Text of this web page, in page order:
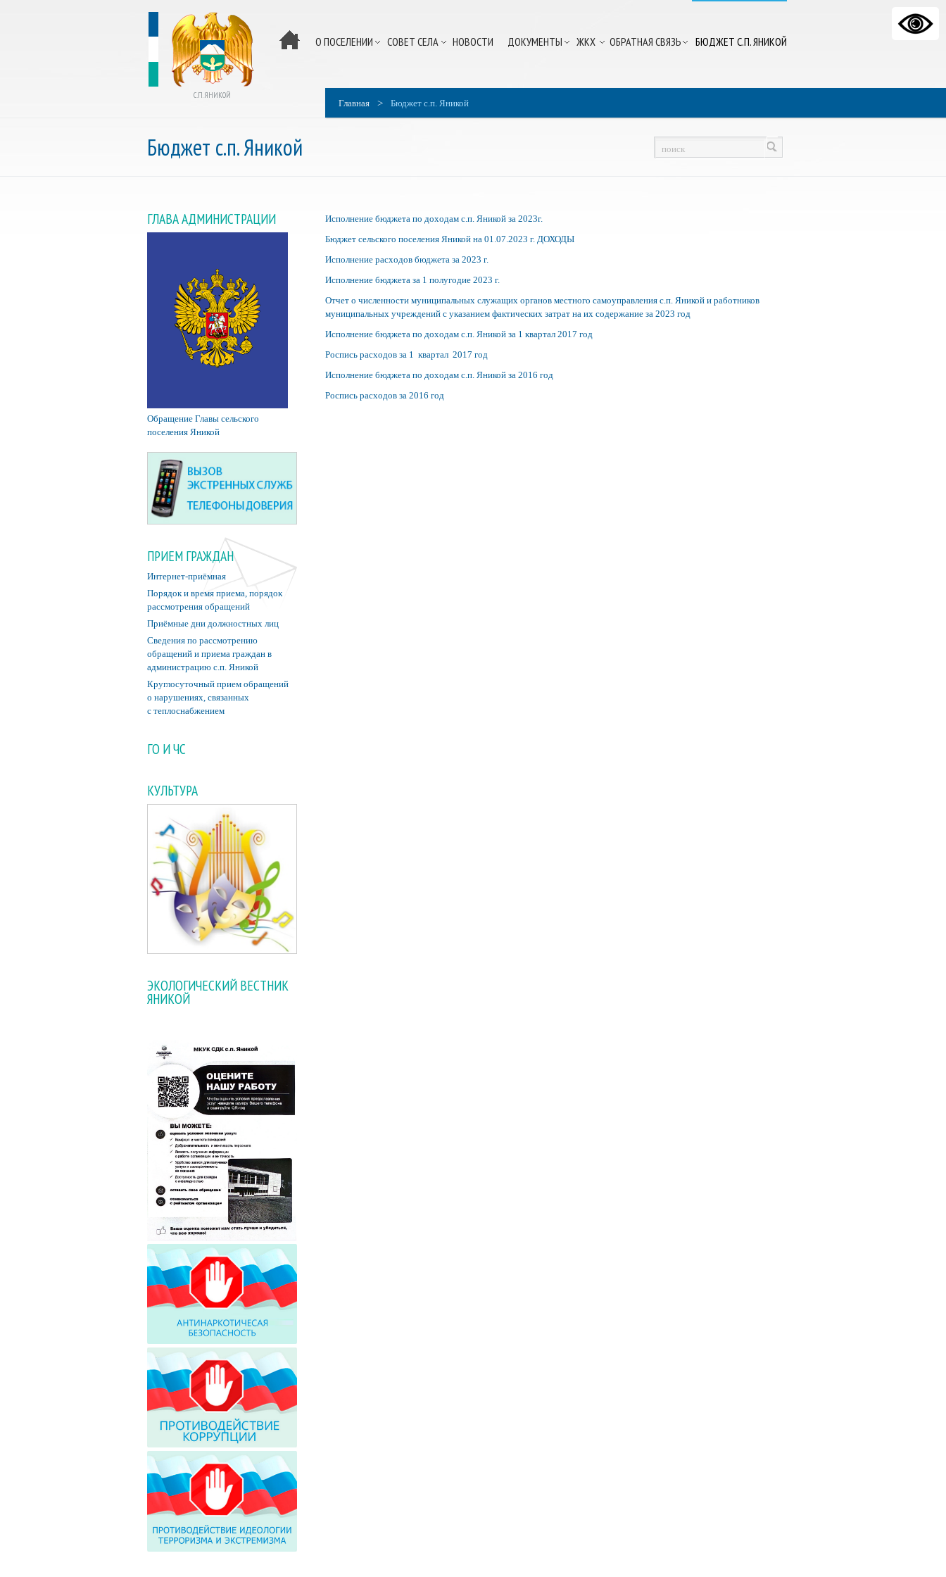
С.П. ЯНИКОЙ
О ПОСЕЛЕНИИ СОВЕТ СЕЛА НОВОСТИ ДОКУМЕНТЫ ЖКХ ОБРАТНАЯ СВЯЗЬ БЮДЖЕТ С.П. ЯНИКОЙ
Главная > Бюджет с.п. Яникой
Бюджет с.п. Яникой
ГЛАВА АДМИНИСТРАЦИИ
Обращение Главы сельского
поселения Яникой
ПРИЕМ ГРАЖДАН
Интернет-приёмная
Порядок и время приема, порядок
рассмотрения обращений
Приёмные дни должностных лиц
Сведения по рассмотрению
обращений и приема граждан в
администрацию с.п. Яникой
Круглосуточный прием обращений
о нарушениях, связанных
с теплоснабжением
ГО И ЧС
КУЛЬТУРА
ЭКОЛОГИЧЕСКИЙ ВЕСТНИК
ЯНИКОЙ
Исполнение бюджета по доходам с.п. Яникой за 2023г.
Бюджет сельского поселения Яникой на 01.07.2023 г. ДОХОДЫ
Исполнение расходов бюджета за 2023 г.
Исполнение бюджета за 1 полугодие 2023 г.
Отчет о численности муниципальных служащих органов местного самоуправления с.п. Яникой и работников
муниципальных учреждений с указанием фактических затрат на их содержание за 2023 год
Исполнение бюджета по доходам с.п. Яникой за 1 квартал 2017 год
Роспись расходов за 1 квартал 2017 год
Исполнение бюджета по доходам с.п. Яникой за 2016 год
Роспись расходов за 2016 год